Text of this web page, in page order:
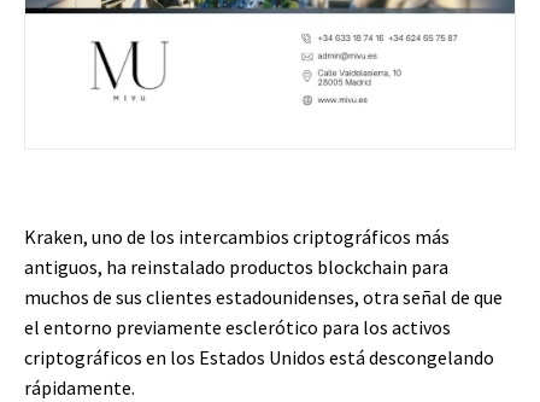
Kraken, uno de los intercambios criptográficos más
antiguos, ha reinstalado productos blockchain para
muchos de sus clientes estadounidenses, otra señal de que
el entorno previamente esclerótico para los activos
criptográficos en los Estados Unidos está descongelando
rápidamente.